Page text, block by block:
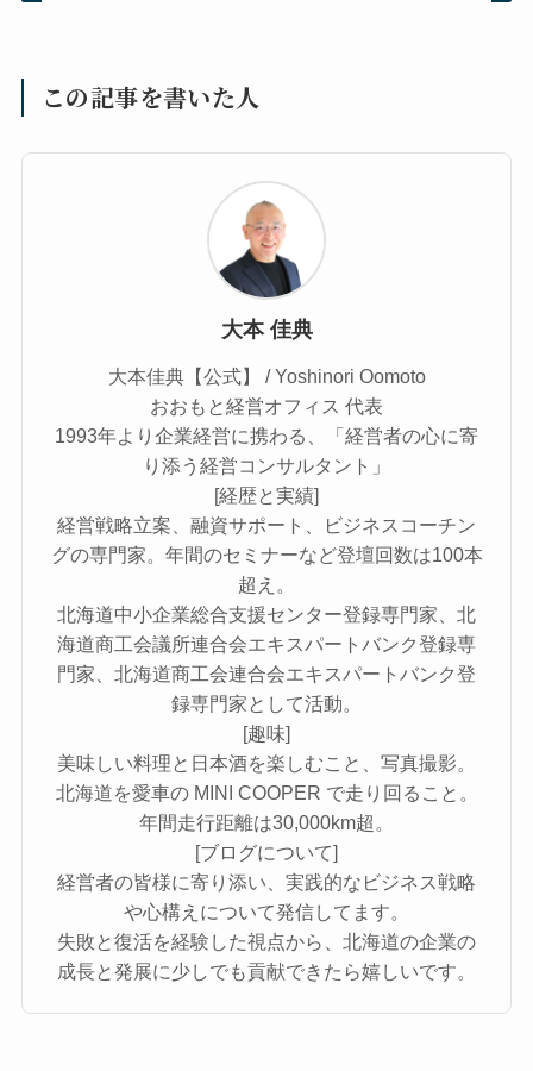
この記事を書いた人
大本 佳典
大本佳典【公式】 / Yoshinori Oomoto
おおもと経営オフィス 代表
1993年より企業経営に携わる、「経営者の心に寄
り添う経営コンサルタント」
[経歴と実績]
経営戦略立案、融資サポート、ビジネスコーチン
グの専門家。年間のセミナーなど登壇回数は100本
超え。
北海道中小企業総合支援センター登録専門家、北
海道商工会議所連合会エキスパートバンク登録専
門家、北海道商工会連合会エキスパートバンク登
録専門家として活動。
[趣味]
美味しい料理と日本酒を楽しむこと、写真撮影。
北海道を愛車の MINI COOPER で走り回ること。
年間走行距離は30,000km超。
[ブログについて]
経営者の皆様に寄り添い、実践的なビジネス戦略
や心構えについて発信してます。
失敗と復活を経験した視点から、北海道の企業の
成長と発展に少しでも貢献できたら嬉しいです。